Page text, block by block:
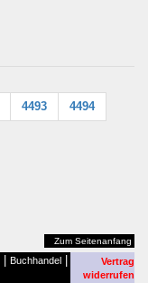
4493 4494
Zum Seitenanfang
Buchhandel
Vertrag
widerrufen